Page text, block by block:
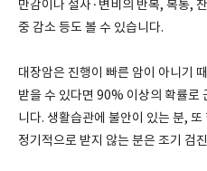
만감이나 설사·변비의 반복, 복통,
중 감소 등도 볼 수 있습니다.
대장암은 진행이 빠른 암이 아니기
받을 수 있다면 90% 이상의 확률로
니다. 생활습관에 불안이 있는 분,
정기적으로 받지 않는 분은 조기 검